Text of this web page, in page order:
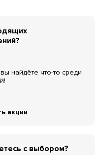
найдёте что-то среди
акции
с выбором?